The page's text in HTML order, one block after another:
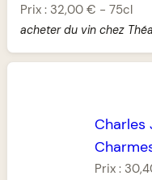
Prix : 32,00 € - 75cl
acheter du vin chez
Charles
Prix :